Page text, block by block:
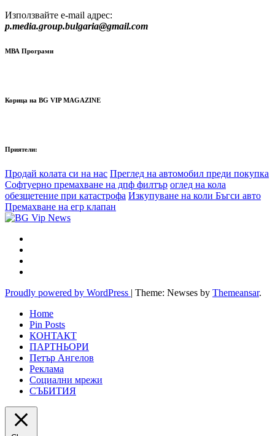
Използвайте e-mail адрес:
p.media.group.bulgaria@gmail.com
МВА Програми
Корица на BG VIP MAGAZINE
Приятели:
Продай колата си на нас Преглед на автомобил преди покупка
Софтуерно премахване на дпф филтър оглед на кола
обезщетение при катастрофа Изкупуване на коли Бъгси авто
Премахване на егр клапан
Proudly powered by WordPress | Theme: Newses by Themeansar.
Home
Pin Posts
КОНТАКТ
ПАРТНЬОРИ
Петър Ангелов
Реклама
Социални мрежи
СЪБИТИЯ